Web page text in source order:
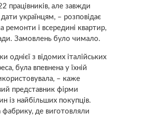
працівників, але завжди
українцям, – розповідає
і всередині квартир,
Замовлень було чимало.
однієї з відомих італійських
була впевнена у їхній
– каже
представник фірми
із найбільших покупців.
де виготовляли